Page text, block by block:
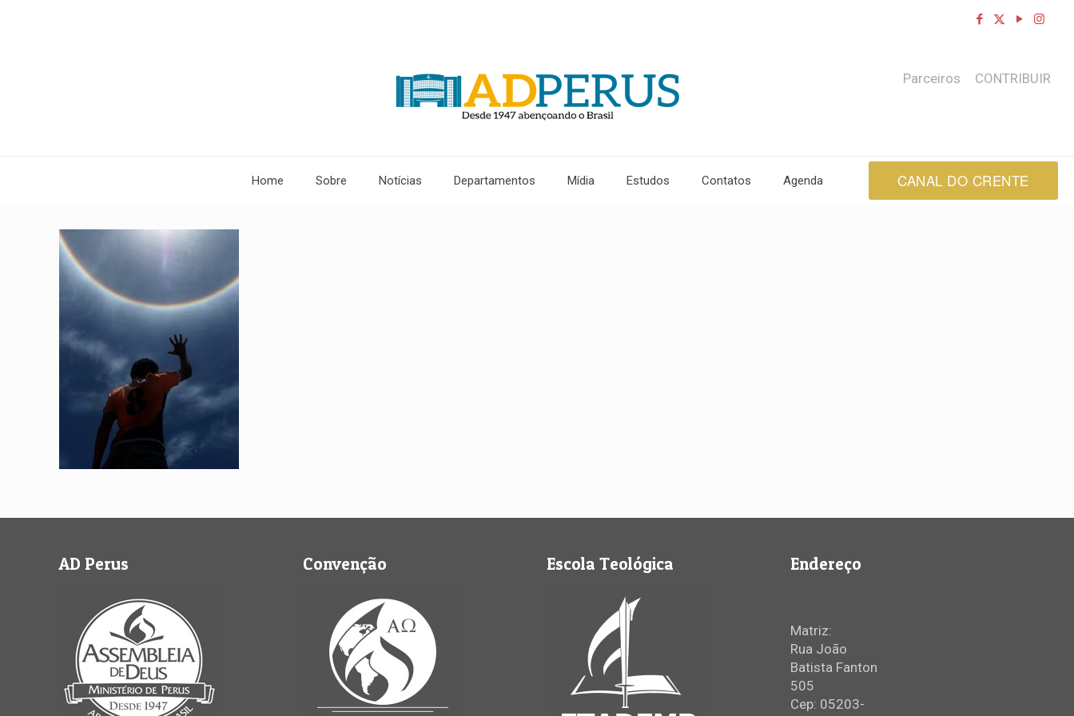
Home Sobre Notícias Departamentos Mídia Estudos Contatos Agenda
Parceiros CONTRIBUIR
CANAL DO CRENTE
AD Perus Convenção Escola Teológica Endereço
Matriz:
Rua João
Batista Fanton
505
Cep: 05203-